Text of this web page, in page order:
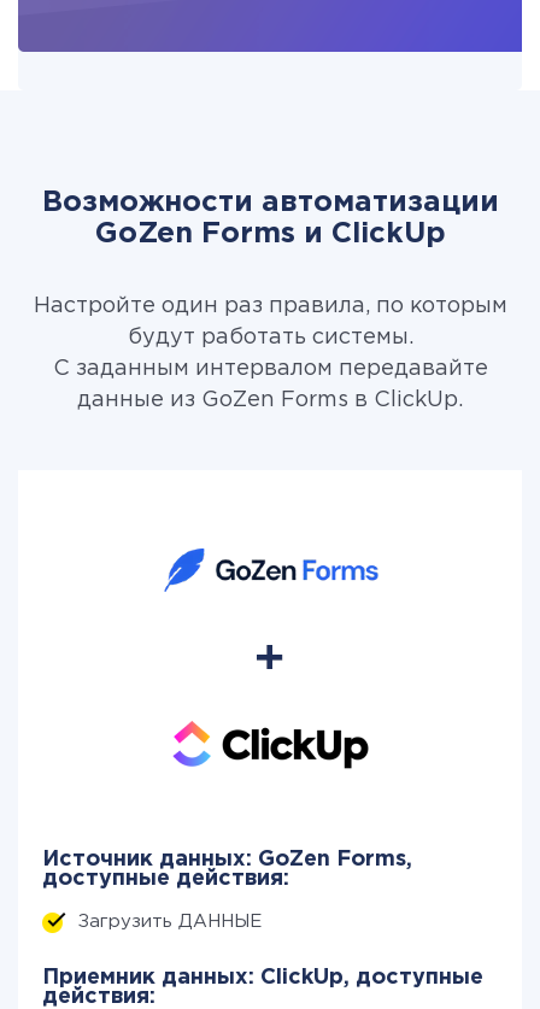
Возможности автоматизации
GoZen Forms и ClickUp
Настройте один раз правила, по которым
будут работать системы.
С заданным интервалом передавайте
данные из GoZen Forms в ClickUp.
Источник данных: GoZen Forms,
доступные действия:
Загрузить ДАННЫЕ
Приемник данных: ClickUp, доступные
действия: